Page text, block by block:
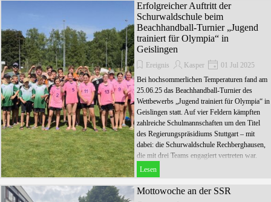
Erfolgreicher Auftritt der
Schurwaldschule beim
Beachhandball-Turnier „Jugend
trainiert für Olympia“ in
Geislingen
Ereignis Kasper
01 Jul 2025
Bei hochsommerlichen Temperaturen fand am
25.06.25 das Beachhandball-Turnier des
Wettbewerbs „Jugend trainiert für Olympia“ in
Geislingen statt. Auf vier Feldern kämpften
zahlreiche Schulmannschaften um den Titel
des Regierungspräsidiums Stuttgart – mit
dabei: die Schurwaldschule Rechberghausen,
die mit drei Teams engagiert vertreten war.
Lesen
Mottowoche an der SSR